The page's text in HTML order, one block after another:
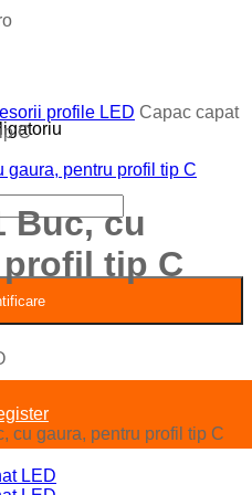
profile LED Capac capat
C
Buc, cu
tip C
cu gaura, pentru profil tip C